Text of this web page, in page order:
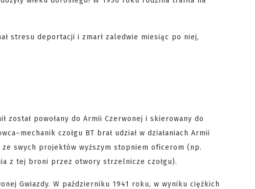
stresu deportacji i zmarł zaledwie miesiąc po niej,
został powołany do Armii Czerwonej i skierowany do
czołgu BT brał udział w działaniach Armii
swych projektów wyższym stopniem oficerom (np.
z tej broni przez otwory strzelnicze czołgu).
Gwiazdy. W październiku 1941 roku, w wyniku ciężkich